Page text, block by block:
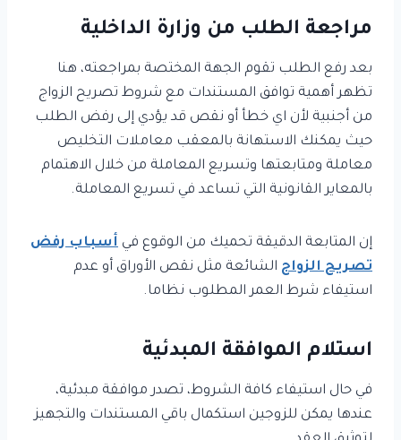
مراجعة الطلب من وزارة الداخلية
بعد رفع الطلب تقوم الجهة المختصة بمراجعته، هنا
تظهر أهمية توافق المستندات مع شروط تصريح الزواج
من أجنبية لأن اي خطأ أو نقص قد يؤدي إلى رفض الطلب
حيث يمكنك الاستهانة بالمعقب معاملات التخليص
معاملة ومتابعتها وتسريع المعاملة من خلال الاهتمام
بالمعاير القانونية التي تساعد في تسريع المعاملة.
إن المتابعة الدقيقة تحميك من الوقوع في أسباب رفض
تصريح الزواج الشائعة مثل نقص الأوراق أو عدم
استيفاء شرط العمر المطلوب نظاما.
استلام الموافقة المبدئية
في حال استيفاء كافة الشروط، تصدر موافقة مبدئية،
عندها يمكن للزوجين استكمال باقي المستندات والتجهيز